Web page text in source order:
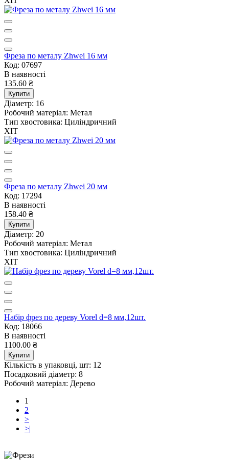
Фреза по металу Zhwei 16 мм
Код: 07697
В наявності
135.60 ₴
Купити
Діаметр: 16
Робочий матеріал: Метал
Тип хвостовика: Циліндричний
ХІТ
Фреза по металу Zhwei 20 мм
Код: 17294
В наявності
158.40 ₴
Купити
Діаметр: 20
Робочий матеріал: Метал
Тип хвостовика: Циліндричний
ХІТ
Набір фрез по дереву Vorel d=8 мм,12шт.
Код: 18066
В наявності
1100.00 ₴
Купити
Кількість в упаковці, шт: 12
Посадковий діаметр: 8
Робочий матеріал: Дерево
1
2
>
>|